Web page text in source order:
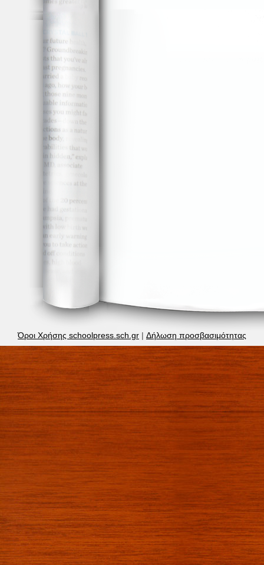
Όροι Χρήσης schoolpress.sch.gr | Δήλωση προσβασιμότητας